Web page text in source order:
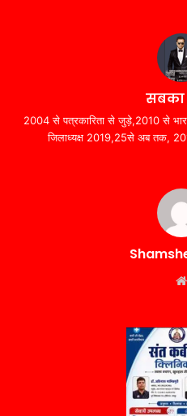
2004 से पत्रकारिता से जुड़े,2010 से
जिलाध्यक्ष 2019,25से अब तक,